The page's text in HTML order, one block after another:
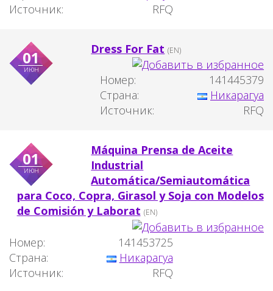
Источник:
RFQ
01
июн
Dress For Fat (EN)
Номер:
141445379
Страна:
Никарагуа
Источник:
RFQ
01
июн
Máquina Prensa de Aceite
Industrial
Automática/Semiautomática
para Coco, Copra, Girasol y Soja con Modelos
de Comisión y Laborat (EN)
Номер:
141453725
Страна:
Никарагуа
Источник:
RFQ